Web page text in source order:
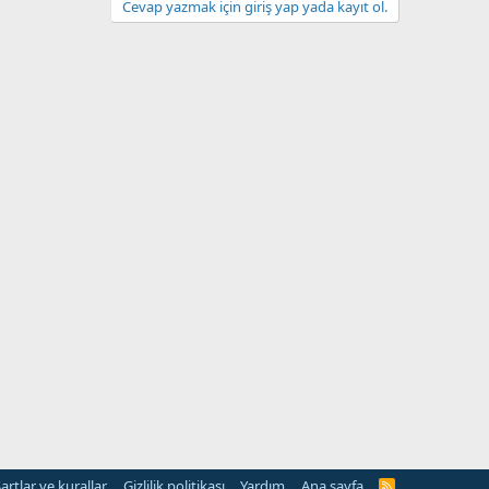
Cevap yazmak için giriş yap yada kayıt ol.
R